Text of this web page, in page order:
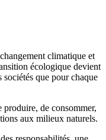
climatique et
écologique devient
que pour chaque
produire, de consommer,
aux milieux naturels.